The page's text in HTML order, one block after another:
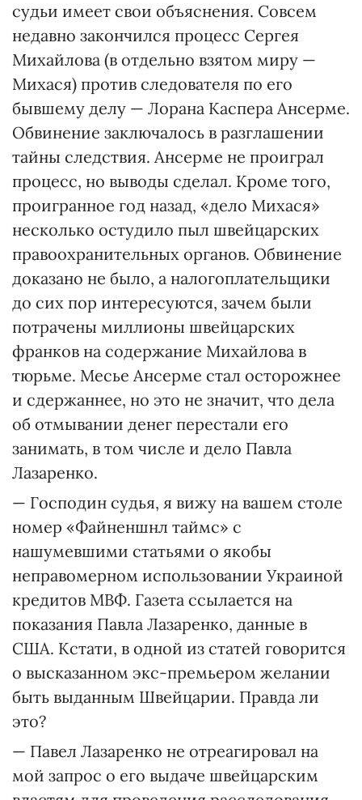
судьи имеет свои объяснения. Совсем
недавно закончился процесс Сергея
Михайлова (в отдельно взятом миру —
Михася) против следователя по его
бывшему делу — Лорана Каспера Ансерме.
Обвинение заключалось в разглашении
тайны следствия. Ансерме не проиграл
процесс, но выводы сделал. Кроме того,
проигранное год назад, «дело Михася»
несколько остудило пыл швейцарских
правоохранительных органов. Обвинение
доказано не было, а налогоплательщики
до сих пор интересуются, зачем были
потрачены миллионы швейцарских
франков на содержание Михайлова в
тюрьме. Месье Ансерме стал осторожнее
и сдержаннее, но это не значит, что дела
об отмывании денег перестали его
занимать, в том числе и дело Павла
Лазаренко.
— Господин судья, я вижу на вашем столе
номер «Файненшнл таймс» с
нашумевшими статьями о якобы
неправомерном использовании Украиной
кредитов МВФ. Газета ссылается на
показания Павла Лазаренко, данные в
США. Кстати, в одной из статей говорится
о высказанном экс-премьером желании
быть выданным Швейцарии. Правда ли
это?
— Павел Лазаренко не отреагировал на
мой запрос о его выдаче швейцарским